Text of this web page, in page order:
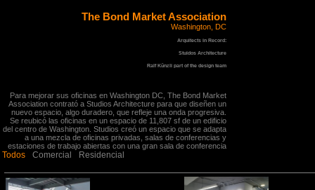
The Bond Market Association
Washington, DC
Arquitects in Record:
Stuidos Architecture
Ralf Künzli part of the design team
Para mejorar sus oficinas en Washington DC, The Bond Market
Association contrató a Studios Architecture para que diseñen un
nuevo espacio, algo duradero, que refleje una onda progresiva.
Se reubicó las oficinas en un espacio de 11,807 sf de un edificio
del centro de Washington. Studios creó un espacio que se adapta
a una mezcla de oficinas privadas, salas de conferencias y
estaciones de trabajo abiertas con una gran sala de conferencia
audiovisual. El proyecto se realizó con un presupuesto de $
Todos Comercial Residencial